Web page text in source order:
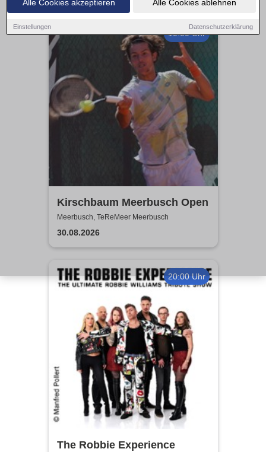
Alle Cookies akzeptieren Alle Cookies ablehnen
Einstellungen Datenschutzerklärung
10:00 Uhr
Kirschbaum Meerbusch Open
Meerbusch, TeReMeer Meerbusch
30.08.2026
20:00 Uhr
The Robbie Experience